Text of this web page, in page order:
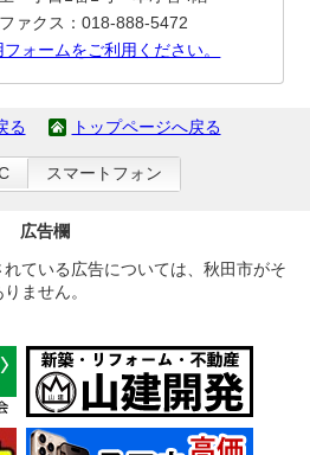
ァクス：018-888-5472
ォームをご利用ください。
る トップページへ戻る
スマートフォン
広告欄
ている広告については、秋田市がそ
ません。